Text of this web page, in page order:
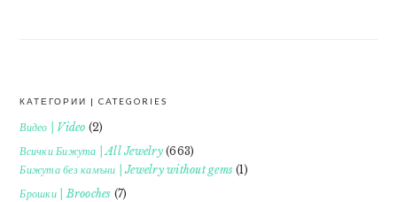
FOOTER
КАТЕГОРИИ | CATEGORIES
Видео | Video (2)
Всички Бижута | All Jewelry(663)
Бижута без камъни | Jewelry without gems (1)
Брошки | Brooches (7)